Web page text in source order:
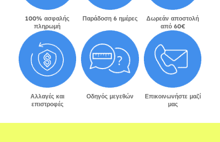
100% ασφαλής
πληρωμή
Παράδοση 6 ημέρες
Δωρεάν αποστολή
από 60€
Αλλαγές και
επιστροφές
Οδηγός μεγεθών
Επικοινωνήστε μαζί
μας